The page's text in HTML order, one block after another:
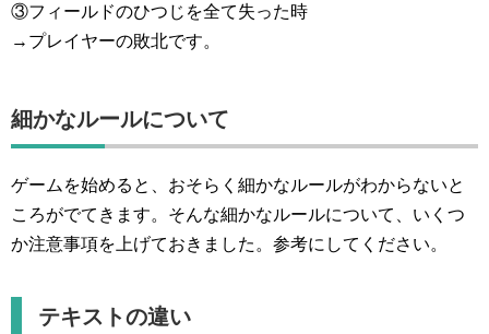
③フィールドのひつじを全て失った時
→プレイヤーの敗北です。
細かなルールについて
ゲームを始めると、おそらく細かなルールがわからないと
ころがでてきます。そんな細かなルールについて、いくつ
か注意事項を上げておきました。参考にしてください。
テキストの違い